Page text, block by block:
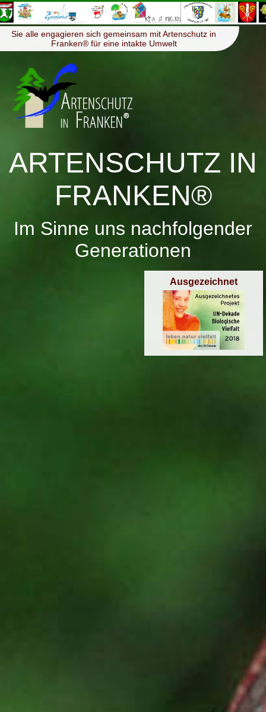
Menü ≡
Sie alle engagieren sich gemeinsam mit Artenschutz in
Franken® für eine intakte Umwelt
ARTENSCHUTZ IN
FRANKEN®
Im Sinne uns nachfolgender
Generationen
Ausgezeichnet